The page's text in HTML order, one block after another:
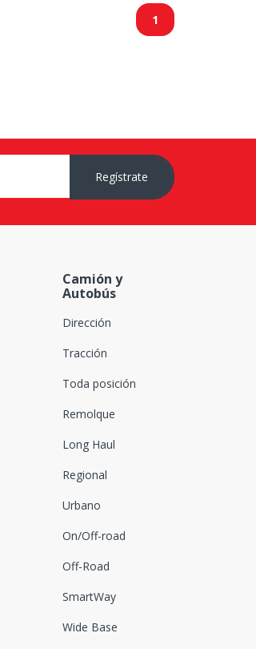
1
Regístrate
Camión y
Autobús
Dirección
Tracción
Toda posición
Remolque
Long Haul
Regional
Urbano
On/Off-road
Off-Road
SmartWay
Wide Base